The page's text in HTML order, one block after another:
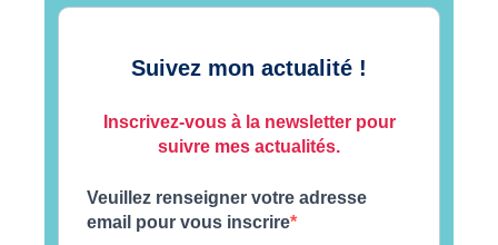
Suivez mon actualité !
Inscrivez-vous à la newsletter pour
suivre mes actualités.
Veuillez renseigner votre adresse
email pour vous inscrire